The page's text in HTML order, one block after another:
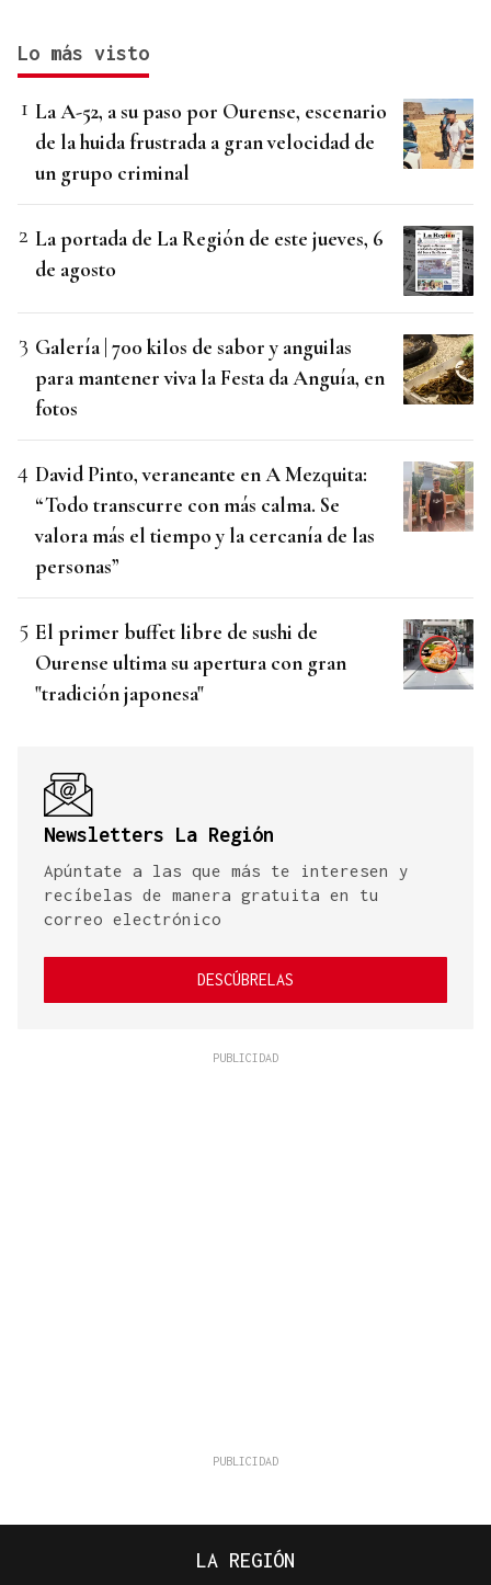
Lo más visto
La A-52, a su paso por Ourense, escenario
de la huida frustrada a gran velocidad de
un grupo criminal
La portada de La Región de este jueves, 6
de agosto
Galería | 700 kilos de sabor y anguilas
para mantener viva la Festa da Anguía, en
fotos
David Pinto, veraneante en A Mezquita:
“Todo transcurre con más calma. Se
valora más el tiempo y la cercanía de las
personas”
El primer buffet libre de sushi de
Ourense ultima su apertura con gran
"tradición japonesa"
Newsletters La Región
Apúntate a las que más te interesen y
recíbelas de manera gratuita en tu
correo electrónico
DESCÚBRELAS
LA REGIÓN